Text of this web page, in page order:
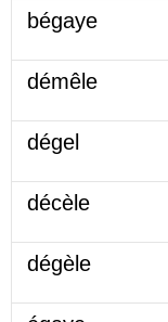
bégaye
démêle
dégel
décèle
dégèle